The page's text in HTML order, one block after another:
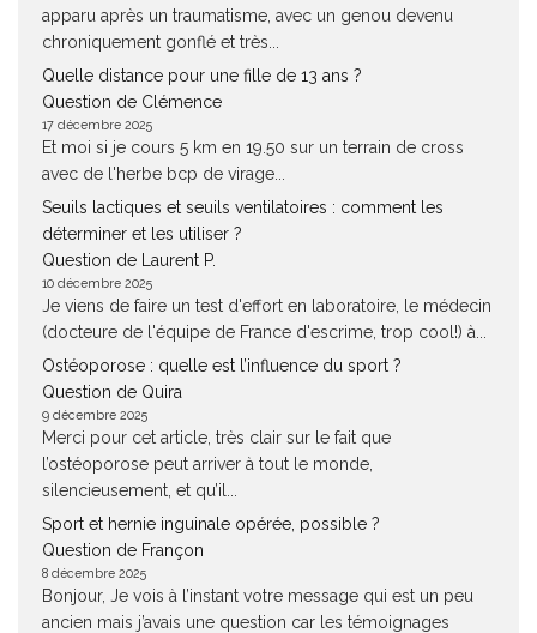
apparu après un traumatisme, avec un genou devenu
chroniquement gonflé et très...
Quelle distance pour une fille de 13 ans ?
Question de Clémence
17 décembre 2025
Et moi si je cours 5 km en 19.50 sur un terrain de cross
avec de l'herbe bcp de virage...
Seuils lactiques et seuils ventilatoires : comment les
déterminer et les utiliser ?
Question de Laurent P.
10 décembre 2025
Je viens de faire un test d'effort en laboratoire, le médecin
(docteure de l'équipe de France d'escrime, trop cool!) à...
Ostéoporose : quelle est l’influence du sport ?
Question de Quira
9 décembre 2025
Merci pour cet article, très clair sur le fait que
l’ostéoporose peut arriver à tout le monde,
silencieusement, et qu’il...
Sport et hernie inguinale opérée, possible ?
Question de Françon
8 décembre 2025
Bonjour, Je vois à l’instant votre message qui est un peu
ancien mais j’avais une question car les témoignages